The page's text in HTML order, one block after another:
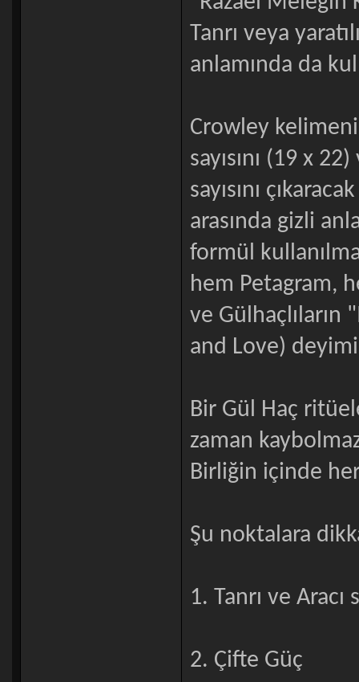
Tanrı veya
anlamında da
Crowley
sayısını (19 x
sayısını
arasında gizli
formül
hem Petagram,
ve Gülhaçlıların
and Love)
Bir Gül Haç
zaman
Birliğin içinde
Şu noktalara
1. Tanrı ve Aracı
2. Çifte Güç